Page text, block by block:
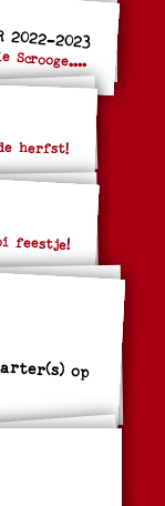
2022-2023
Scrooge....
herfst!
feestje!
op